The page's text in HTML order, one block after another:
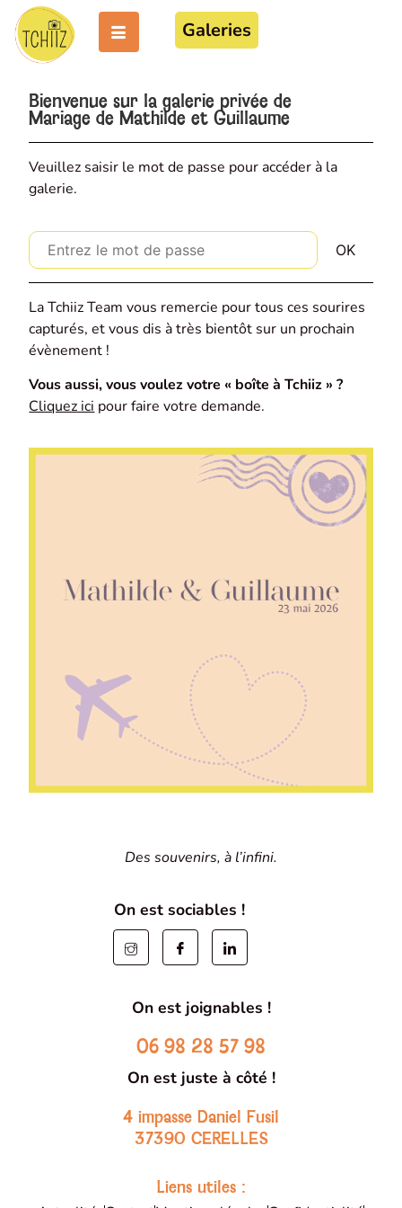
Galeries
Bienvenue sur la galerie privée de
Mariage de Mathilde et Guillaume
Veuillez saisir le mot de passe pour accéder à la
galerie.
La Tchiiz Team vous remercie pour tous ces sourires
capturés, et vous dis à très bientôt sur un prochain
évènement !
Vous aussi, vous voulez votre « boîte à Tchiiz » ?
Cliquez ici pour faire votre demande.
Des souvenirs, à l’infini.
On est sociables !
On est joignables !
06 98 28 57 98
On est juste à côté !
4 impasse Daniel Fusil
37390 CERELLES
Liens utiles :